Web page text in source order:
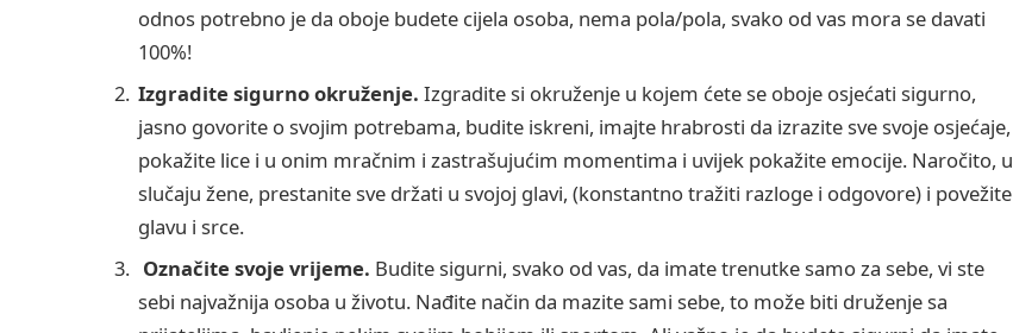
odnos potrebno je da oboje budete cijela osoba, nema pola/pola, svako od vas mora se davati
100%!
Izgradite sigurno okruženje. Izgradite si okruženje u kojem ćete se oboje osjećati sigurno,
jasno govorite o svojim potrebama, budite iskreni, imajte hrabrosti da izrazite sve svoje osjećaje,
pokažite lice i u onim mračnim i zastrašujućim momentima i uvijek pokažite emocije. Naročito, u
slučaju žene, prestanite sve držati u svojoj glavi, (konstantno tražiti razloge i odgovore) i povežite
glavu i srce.
Označite svoje vrijeme. Budite sigurni, svako od vas, da imate trenutke samo za sebe, vi ste
sebi najvažnija osoba u životu. Nađite način da mazite sami sebe, to može biti druženje sa